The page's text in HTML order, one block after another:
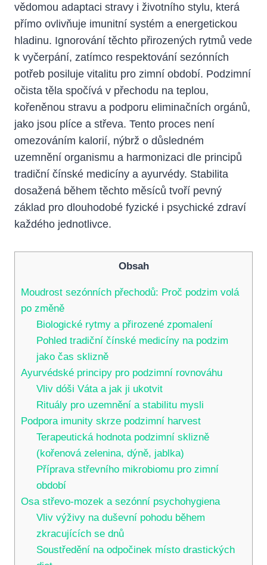
vědomou adaptaci stravy i životního stylu, která
přímo ovlivňuje imunitní systém a energetickou
hladinu. Ignorování těchto přirozených rytmů vede
k vyčerpání, zatímco respektování sezónních
potřeb posiluje vitalitu pro zimní období. Podzimní
očista těla spočívá v přechodu na teplou,
kořeněnou stravu a podporu eliminačních orgánů,
jako jsou plíce a střeva. Tento proces není
omezováním kalorií, nýbrž o důsledném
uzemnění organismu a harmonizaci dle principů
tradiční čínské medicíny a ayurvédy. Stabilita
dosažená během těchto měsíců tvoří pevný
základ pro dlouhodobé fyzické i psychické zdraví
každého jednotlivce.
Obsah
Moudrost sezónních přechodů: Proč podzim volá
po změně
Biologické rytmy a přirozené zpomalení
Pohled tradiční čínské medicíny na podzim
jako čas sklizně
Ayurvédské principy pro podzimní rovnováhu
Vliv dóši Váta a jak ji ukotvit
Rituály pro uzemnění a stabilitu mysli
Podpora imunity skrze podzimní harvest
Terapeutická hodnota podzimní sklizně
(kořenová zelenina, dýně, jablka)
Příprava střevního mikrobiomu pro zimní
období
Osa střevo-mozek a sezónní psychohygiena
Vliv výživy na duševní pohodu během
zkracujících se dnů
Soustředění na odpočinek místo drastických